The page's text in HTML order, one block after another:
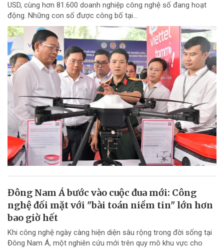
USD, cùng hơn 81.600 doanh nghiệp công nghệ số đang hoạt
động. Những con số được công bố tại...
Đông Nam Á bước vào cuộc đua mới: Công
nghệ đối mặt với "bài toán niềm tin" lớn hơn
bao giờ hết
Khi công nghệ ngày càng hiện diện sâu rộng trong đời sống tại
Đông Nam Á, một nghiên cứu mới trên quy mô khu vực cho